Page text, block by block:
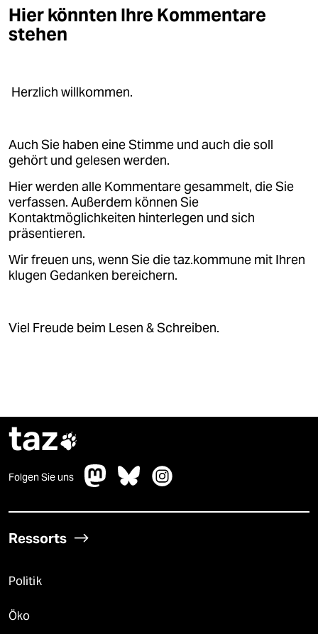
epaper login
Hier könnten Ihre Kommentare
stehen
Herzlich willkommen.
Auch Sie haben eine Stimme und auch die soll
gehört und gelesen werden.
Hier werden alle Kommentare gesammelt, die Sie
verfassen. Außerdem können Sie
Kontaktmöglichkeiten hinterlegen und sich
präsentieren.
Wir freuen uns, wenn Sie die taz.kommune mit Ihren
klugen Gedanken bereichern.
Viel Freude beim Lesen & Schreiben.
taz
Folgen Sie uns
Ressorts
Politik
Öko